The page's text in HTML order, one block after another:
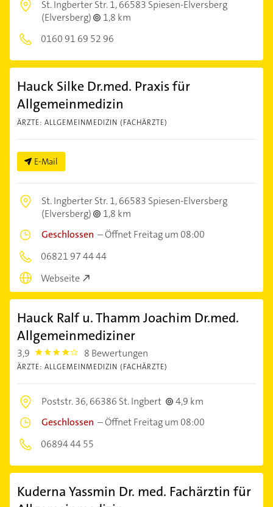
St. Ingberter Str. 1,66583 Spiesen-Elversberg
(Elversberg)
1,8 km
0160 91 69 52 96
Hauck Silke Dr.med. Praxis für
Allgemeinmedizin
ÄRZTE: ALLGEMEINMEDIZIN (FACHÄRZTE)
E-Mail
St. Ingberter Str. 1,66583 Spiesen-Elversberg
(Elversberg)
1,8 km
Geschlossen –Öffnet Freitag um 08:00
06821 97 44 44
Webseite
Hauck Ralf u. Thamm Joachim Dr.med.
Allgemeinmediziner
3,9 3.9 8 Bewertungen
ÄRZTE: ALLGEMEINMEDIZIN (FACHÄRZTE)
Poststr. 36,66386 St. Ingbert
4,9 km
Geschlossen –Öffnet Freitag um 08:00
06894 44 55
Kuderna Yassmin Dr. med. Fachärztin für